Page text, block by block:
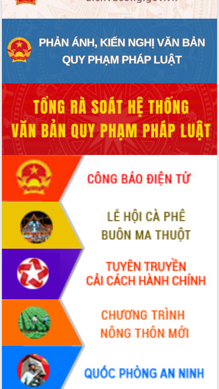
UBND tỉnh họp báo định kỳ tháng 4
năm 2026
phát triển nền kinh tế xanh tại tỉnh
Đắk Lắk”
Tăng cường giám sát, đôn đốc thực
hàng tuần
Tháo gỡ những vướng mắc, đẩy mạnh
công tác cải cách thủ tục hành chính
tại Trung tâm Phục vụ hành chính
công tỉnh
Đắk Lắk: Tôn vinh 46 giải pháp tại Hội
thi Sáng tạo Kỹ thuật 2024 - 2025
Đắk Lắk rà soát, điều chỉnh Đề án 190
về phát triển nuôi trồng thủy sản
Phó Chủ tịch UBND tỉnh Đắk Lắk
Trương Công Thái kiểm tra thực địa
Dự án cao tốc Khánh Hòa - Buôn Ma
Định vị cà phê Việt Nam như một “di
sản sống” trong dòng chảy toàn cầu
Xây dựng nông thôn mới: Nâng cao đời
sống người dân từ những mô hình thiết
thực
Quyết liệt tháo gỡ vướng mắc, đẩy
nhanh tiến độ các dự án trọng điểm
trong Khu kinh tế Nam Phú Yên
Hòn Yến phát triển du lịch gắn với bảo
tồn biển
Lấy ý kiến điều chỉnh Quy hoạch tỉnh
Đắk Lắk thời kỳ 2021-2030, tầm nhìn
Phát động chiến dịch 30 ngày đêm
giải phóng mặt bằng Tuyến đường bộ
ven biển